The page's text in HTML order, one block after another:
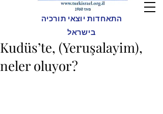
התאחדות יוצאי תורכיה
בישראל
Kudüs’te, (Yeruşalayim),
neler oluyor?